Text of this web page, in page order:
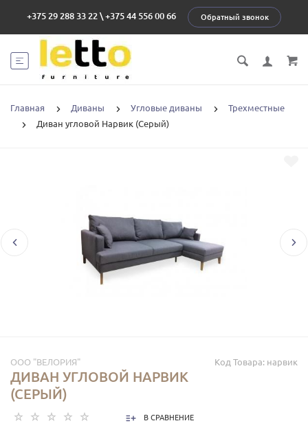
+375 29 288 33 22 \ +375 44 556 00 66 Обратный звонок
Главная Диваны Угловые диваны
Трехместные
Диван угловой Нарвик (Серый)
Код Товара: нарвик
ООО "ВЕЛОРИЯ"
ДИВАН УГЛОВОЙ НАРВИК
(СЕРЫЙ)
В СРАВНЕНИЕ